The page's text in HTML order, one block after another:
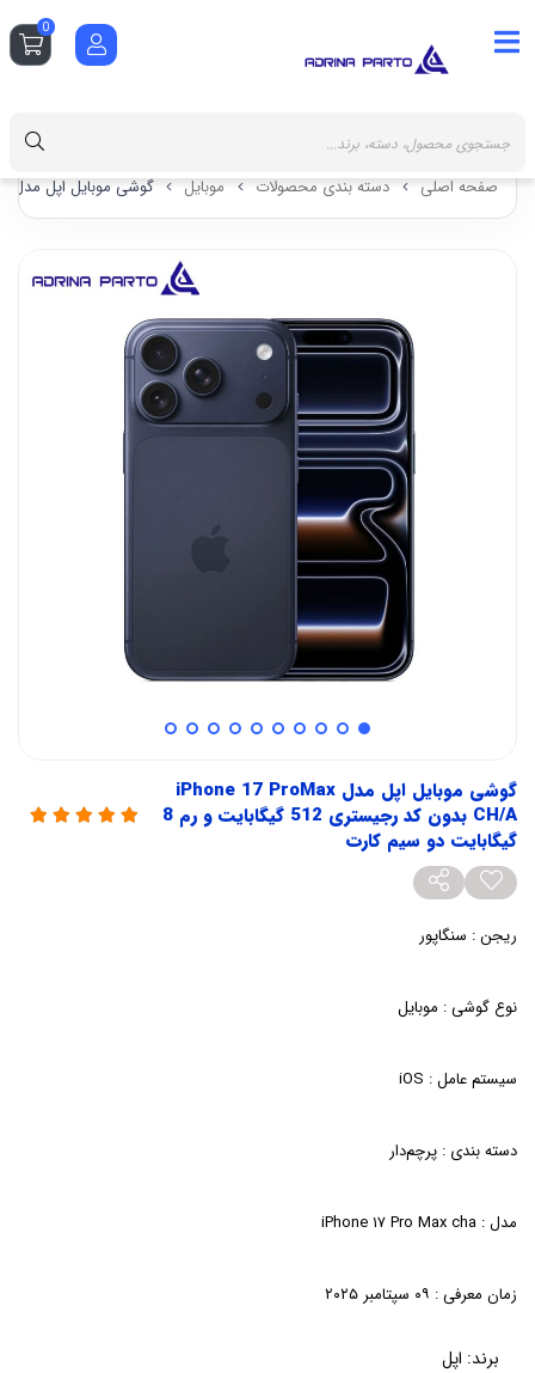
صفحه اصلی دسته بندی محصولات موبایل گوشی موبایل اپل مدل iPhone 17 ProMax CH/A بدون کد رجیستری 512 گیگابایت و رم 8 گیگابایت دو سیم‌ کارت
گوشی موبایل اپل مدل iPhone 17 ProMax
CH/A بدون کد رجیستری 512 گیگابایت و رم 8
گیگابایت دو سیم‌ کارت
ریجن : سنگاپور
نوع گوشی : موبایل
سیستم عامل : iOS
دسته ‌بندی : پرچم‌دار
مدل : iPhone ۱۷ Pro Max cha
زمان معرفی : ۰۹ سپتامبر ۲۰۲۵
برند: اپل
0